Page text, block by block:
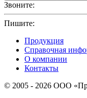
Звоните:
Пишите:
Продукция
Справочная
О компании
Контакты
© 2005 - 2026 OOO